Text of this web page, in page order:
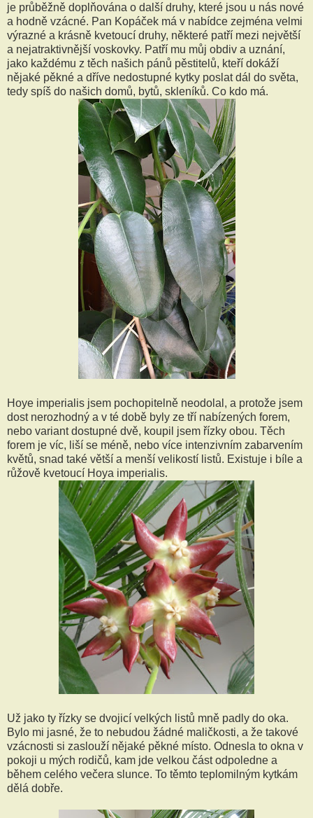
je průběžně doplňována o další druhy, které jsou u nás nové
a hodně vzácné. Pan Kopáček má v nabídce zejména velmi
výrazné a krásně kvetoucí druhy, některé patří mezi největší
a nejatraktivnější voskovky. Patří mu můj obdiv a uznání,
jako každému z těch našich pánů pěstitelů, kteří dokáží
nějaké pěkné a dříve nedostupné kytky poslat dál do světa,
tedy spíš do našich domů, bytů, skleníků. Co kdo má.
Hoye imperialis jsem pochopitelně neodolal, a protože jsem
dost nerozhodný a v té době byly ze tří nabízených forem,
nebo variant dostupné dvě, koupil jsem řízky obou. Těch
forem je víc, liší se méně, nebo více intenzivním zabarvením
květů, snad také větší a menší velikostí listů. Existuje i bíle a
růžově kvetoucí Hoya imperialis.
Už jako ty řízky se dvojicí velkých listů mně padly do oka.
Bylo mi jasné, že to nebudou žádné maličkosti, a že takové
vzácnosti si zaslouží nějaké pěkné místo. Odnesla to okna v
pokoji u mých rodičů, kam jde velkou část odpoledne a
během celého večera slunce. To těmto teplomilným kytkám
dělá dobře.